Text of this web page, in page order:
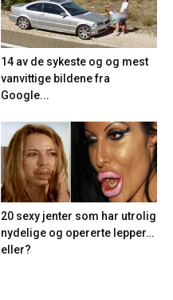
14 av de sykeste og og mest
vanvittige bildene fra
Google...
20 sexy jenter som har utrolig
nydelige og opererte lepper…
eller?